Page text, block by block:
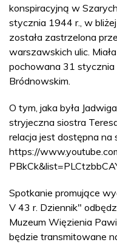
konspiracyjną w
stycznia 1944 r., w
została zastrzelona
warszawskich ulic.
pochowana 31 stycznia
Bródnowskim.
O tym, jaka była
stryjeczna siostra
relacja jest dostępna na
https://
Spotkanie promujące
V 43 r. Dziennik"
Muzeum Więzienia
będzie transmitowane